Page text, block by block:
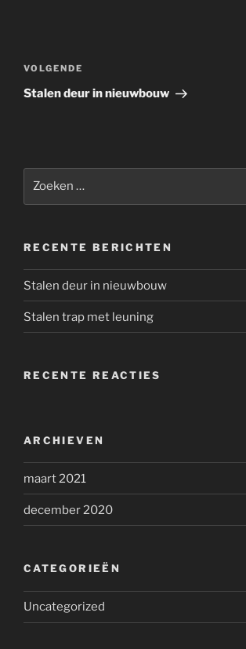
navigatie
Volgend
bericht
VOLGENDE
Stalen deur in nieuwbouw
RECENTE BERICHTEN
Stalen deur in nieuwbouw
Stalen trap met leuning
RECENTE REACTIES
ARCHIEVEN
maart 2021
december 2020
CATEGORIEËN
Uncategorized